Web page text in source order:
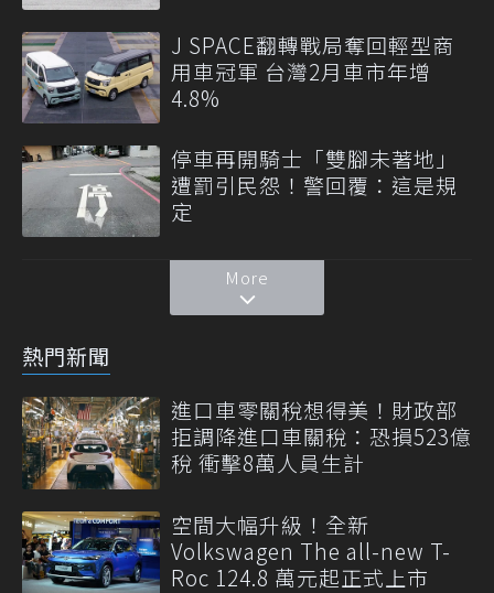
J SPACE翻轉戰局奪回輕型商
用車冠軍 台灣2月車市年增
4.8%
停車再開騎士「雙腳未著地」
遭罰引民怨！警回覆：這是規
定
More
熱門新聞
進口車零關稅想得美！財政部
拒調降進口車關稅：恐損523億
稅 衝擊8萬人員生計
空間大幅升級！全新
Volkswagen The all-new T-
Roc 124.8 萬元起正式上市